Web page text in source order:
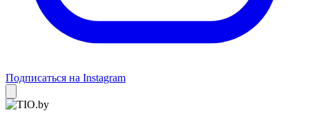
Подписаться на Instagram